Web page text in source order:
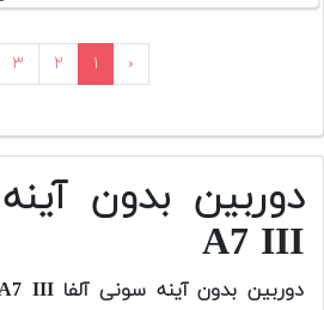
‹ ۱ ۲ ۳
دوربین بدون
A7 III
دوربین بدون آینه سونی آلفا A7 III